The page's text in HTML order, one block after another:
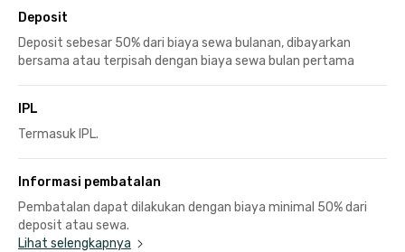
Deposit
Deposit sebesar 50% dari biaya sewa bulanan, dibayarkan
bersama atau terpisah dengan biaya sewa bulan pertama
IPL
Termasuk IPL.
Informasi pembatalan
Pembatalan dapat dilakukan dengan biaya minimal 50% dari
deposit atau sewa.
Lihat selengkapnya